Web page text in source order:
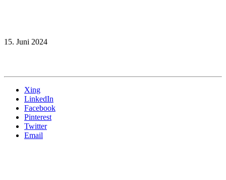
15. Juni 2024
Xing
LinkedIn
Facebook
Pinterest
Twitter
Email